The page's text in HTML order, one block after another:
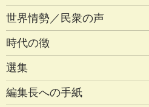
世界情勢／民衆の声
時代の徴
選集
編集長への手紙